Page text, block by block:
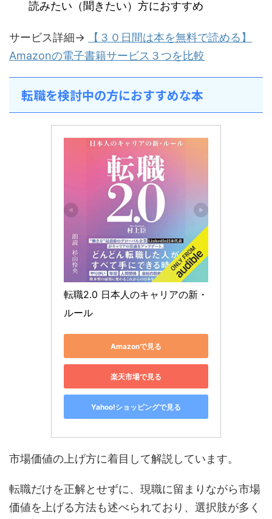
読みたい（聞きたい）方におすすめ
サービス詳細→
【３０日間は本を無料で読める】
Amazonの電子書籍サービス３つを比較
転職を検討中の方におすすめな本
転職2.0 日本人のキャリアの新・
ルール
Amazonで見る
楽天市場で見る
Yahoo!ショッピングで見る
市場価値の上げ方に着目して解説しています。
転職だけを正解とせずに、現職に留まりながら市場
価値を上げる方法も述べられており、選択肢が多く